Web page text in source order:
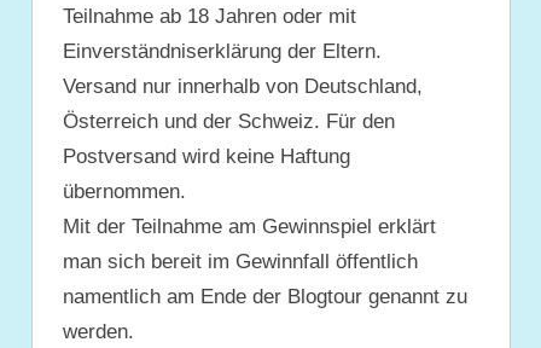
Teilnahme ab 18 Jahren oder mit
Einverständniserklärung der Eltern.
Versand nur innerhalb von Deutschland,
Österreich und der Schweiz. Für den
Postversand wird keine Haftung
übernommen.
Mit der Teilnahme am Gewinnspiel erklärt
man sich bereit im Gewinnfall öffentlich
namentlich am Ende der Blogtour genannt zu
werden.